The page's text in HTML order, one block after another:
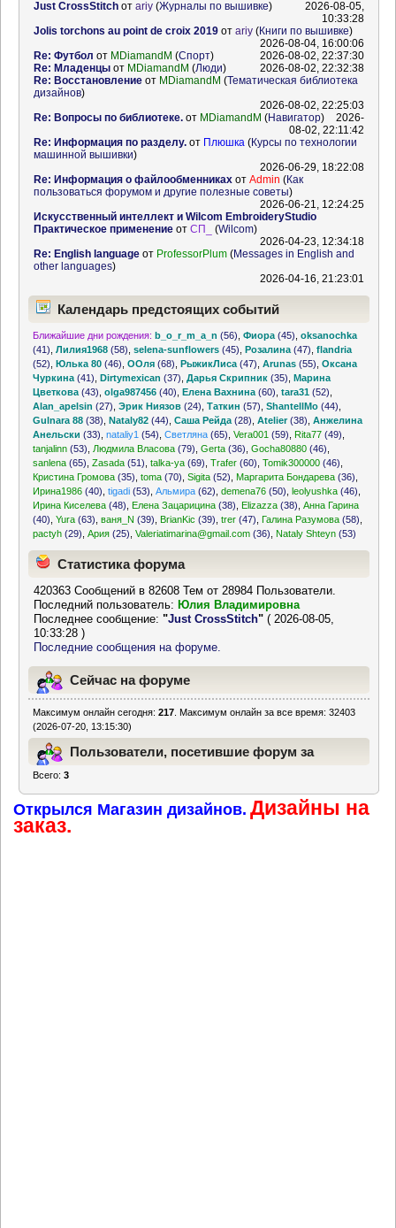
Just CrossStitchот ariy(Журналы по вышивке)
2026-08-05,
10:33:28
Jolis torchons au point de croix 2019от ariy(Книги по вышивке)
2026-08-04, 16:00:06
Re: Футбол от MDiamandM (Спорт)
2026-08-02, 22:37:30
Re: Младенцыот MDiamandM (Люди)
2026-08-02, 22:32:38
Re: Восстановлениеот MDiamandM (Тематическая библиотека
дизайнов)
2026-08-02, 22:25:03
Re: Вопросы по библиотеке.от MDiamandM (Навигатор)
2026-
08-02, 22:11:42
Re: Информация по разделу.от Плюшка (Курсы по технологии
машинной вышивки)
2026-06-29, 18:22:08
Re: Информация о файлообменникахот Admin (Как
пользоваться форумом и другие полезные советы)
2026-06-21, 12:24:25
Искусственный интеллект и Wilcom EmbroideryStudio
Практическое применениеот СП_ (Wilcom)
2026-04-23, 12:34:18
Re: English languageот ProfessorPlum(Messages in English and
other languages)
2026-04-16, 21:23:01
Календарь предстоящих событий
Ближайшие дни рождения: b_o_r_m_a_n (56) ,Фиора (45) ,oksanochka
(41) ,Лилия1968 (58) ,selena-sunflowers (45) ,Розалина (47) ,flandria
(52) ,Юлька 80 (46) ,ООля (68) ,РыжикЛиса (47) ,Arunas (55) ,Оксана
Чуркина (41) ,Dirtymexican (37) ,Дарья Скрипник (35) ,Марина
Цветкова (43) ,olga987456 (40) ,Елена Вахнина (60) ,tara31 (52)
Alan_apelsin (27) ,Эрик Ниязов (24) ,Таткин (57) ,ShantellMo (44)
Gulnara 88 (38) ,Nataly82 (44) ,Саша Рейда (28) ,Atelier(38) ,Анжелина
Анельски (33) ,nataliy1 (54) ,Светляна (65) ,Vera001 (59) Rita77 (49)
tanjalinn (53) Людмила Власова (79) ,Gerta (36) ,Gocha80880 (46)
sanlena (65) ,Zasada (51) ,talka-ya (69) ,Trafer (60) ,Tomik300000 (46)
Кристина Громова (35) ,toma (70) ,Sigita (52) Маргарита Бондарева (36)
Ирина1986 (40) ,tigadi (53) ,Альмира (62) ,demena76 (50) ,leolyushka (46)
Ирина Киселева (48) Елена Зацарицина (38) Elizazza (38) ,Анна Гарина
(40) ,Yura (63) ,ваня_N (39) BrianKic (39) ,trer (47) Галина Разумова (58)
pactyh (29) ,Ария (25) ,Valeriatimarina@gmail.com (36) Nataly Shteyn (53)
Статистика форума
420363 Сообщений в 82608 Тем от 28984 Пользователи.
Последний пользователь: Юлия Владимировна
Последнее сообщение:"Just CrossStitch" ( 2026-08-05,
10:33:28 )
Последние сообщения на форуме.
Сейчас на форуме
Максимум онлайн сегодня:217 . Максимум онлайн за все время: 32403
(2026-07-20, 13:15:30)
Пользователи, посетившие форум за
Всего:3
Открылся Магазин дизайнов. Дизайны на
заказ.